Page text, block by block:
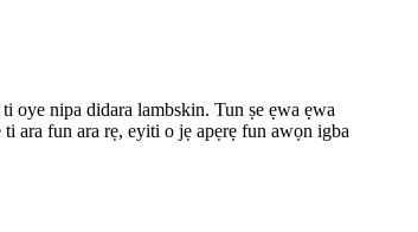
oye nipa didara lambskin. Tun ṣe ẹwa ẹwa
ara fun ara rẹ, eyiti o jẹ apẹrẹ fun awọn igba